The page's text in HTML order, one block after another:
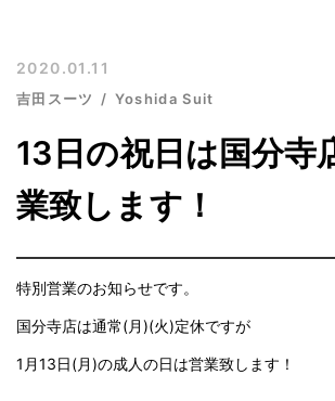
2020.01.11
吉田スーツ Yoshida Suit
13日の祝日は国分寺
業致します！
特別営業のお知らせです。
国分寺店は通常(月)(火)定休ですが
1月13日(月)の成人の日は営業致します！